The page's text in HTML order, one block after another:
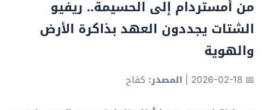
من أمستردام إلى الحسيمة.. ريفيو
الشتات يجددون العهد بذاكرة الأرض
والهوية
📅 2026-02-18
| المصدر: كفاح